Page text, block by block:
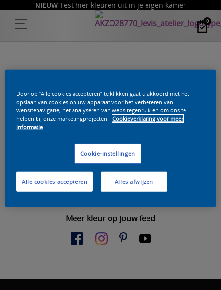
NIEUW Test hier kleuren uit in je eigen kamer
0
BEREIKEN BESTAAT NIET.
Wellicht heb je een oude link of een typefoutje gemaakt
bij de invoer van het adres.
Terug naarde homepage
Meer kleur op jouw feed
Door op “Alle cookies accepteren” te klikken gaat u akkoord met het
opslaan van cookies op uw apparaat voor het verbeteren van
websitenavigatie, het analyseren van websitegebruik en om ons te
helpen bij onze marketingprojecten.
Cookieverklaring voor meer
informatie
Cookie-instellingen
Alles afwijzen
Alle cookies accepteren